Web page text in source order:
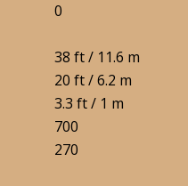
0
38 ft / 11.6 m
20 ft / 6.2 m
3.3 ft / 1 m
700
270